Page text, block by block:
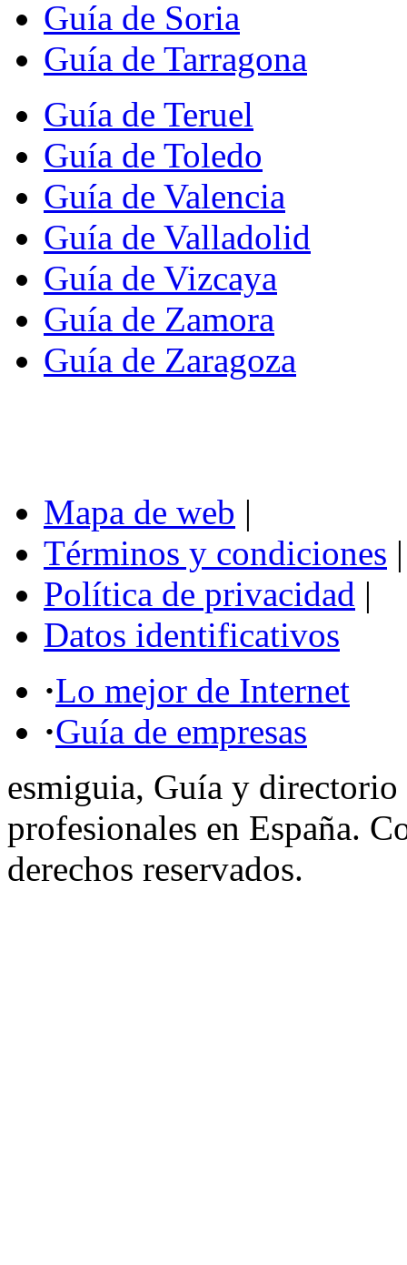
Guía de Soria
Guía de Tarragona
Guía de Teruel
Guía de Toledo
Guía de Valencia
Guía de Valladolid
Guía de Vizcaya
Guía de Zamora
Guía de Zaragoza
Mapa de web |
Términos y condiciones |
Política de privacidad |
Datos identificativos
·Lo mejor de Internet
·Guía de empresas
esmiguia, Guía y directorio
profesionales en España.
derechos reservados.